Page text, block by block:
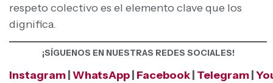
respeto colectivo es el elemento clave que los
dignifica.
¡SÍGUENOS EN NUESTRAS REDES SOCIALES!
Instagram WhatsApp Facebook Telegram